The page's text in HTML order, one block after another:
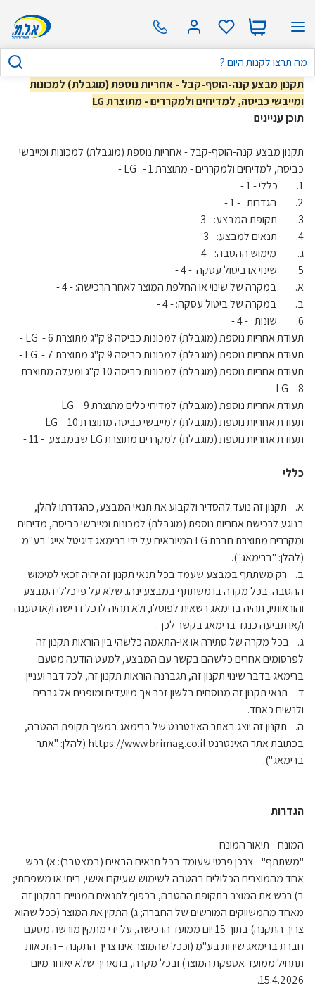
תקנון מבצע קנה-הוסף-קבל - אחריות נוספת (מוגבלת) למכונות
ומייבשי כביסה, למדיחים ולמקררים - מתוצרת LG
תוכן עניינים
תקנון מבצע קנה-הוסף-קבל - אחריות נוספת (מוגבלת) למכונות ומייבשי
כביסה, למדיחים ולמקררים - מתוצרת LG - 1 -
1. כללי - 1 -
2. הגדרות - 1 -
3. תקופת המבצע: - 3 -
4. תנאים למבצע: - 3 -
ג. מימוש ההטבה: - 4 -
5. שינוי או ביטול עסקה - 4 -
א. במקרה של שינוי או החלפת המוצר לאחר הרכישה: - 4 -
ב. במקרה של ביטול עסקה: - 4 -
6. שונות - 4 -
תעודת אחריות נוספת (מוגבלת) למכונות כביסה 8 ק"ג מתוצרת LG - 6 -
תעודת אחריות נוספת (מוגבלת) למכונות כביסה 9 ק"ג מתוצרת LG - 7 -
תעודת אחריות נוספת (מוגבלת) למכונות כביסה 10 ק"ג ומעלה מתוצרת
LG - 8 -
תעודת אחריות נוספת (מוגבלת) למדיחי כלים מתוצרת LG - 9 -
תעודת אחריות נוספת (מוגבלת) למייבשי כביסה מתוצרת LG - 10 -
תעודת אחריות נוספת (מוגבלת) למקררים מתוצרת LG שבמבצע - 11 -
כללי
א. תקנון זה נועד להסדיר ולקבוע את תנאי המבצע, כהגדרתו להלן,
בנוגע לרכישת אחריות נוספת (מוגבלת) למכונות ומייבשי כביסה, מדיחים
ומקררים מתוצרת חברת LG המיובאים על ידי ברימאג דיגיטל אייג' בע"מ
(להלן: "ברימאג").
ב. רק משתתף במבצע שעמד בכל תנאי תקנון זה יהיה זכאי למימוש
ההטבה. בכל מקרה בו משתתף במבצע ינהג שלא על פי כללי המבצע
והוראותיו, תהיה ברימאג רשאית לפוסלו, ולא תהיה לו כל דרישה ו/או טענה
ו/או תביעה כנגד ברימאג בקשר לכך.
ג. בכל מקרה של סתירה או אי-התאמה כלשהי בין הוראות תקנון זה
לפרסומים אחרים כלשהם בקשר עם המבצע, למעט הודעה מטעם
ברימאג בדבר שינוי תקנון זה, תגברנה הוראות תקנון זה, לכל דבר ועניין.
ד. תנאי תקנון זה מנוסחים בלשון זכר אך מיועדים ומופנים אל גברים
ולנשים כאחד.
ה. תקנון זה יוצג באתר האינטרנט של ברימאג במשך תקופת ההטבה,
בכתובת אתר האינטרנט https://www.brimag.co.il (להלן: "אתר
ברימאג").
הגדרות
המונח תיאור המונח
"משתתף" צרכן פרטי שעומד בכל תנאים הבאים (במצטבר): א) רכש
אחד מהמוצרים הכלולים בהטבה לשימוש שעיקרו אישי, ביתי או משפחתי;
ב) רכש את המוצר בתקופת ההטבה, בכפוף לתנאים המנויים בתקנון זה
מאחד מהמשווקים המורשים של החברה; ג) התקין את המוצר (ככל שהוא
צריך התקנה) בתוך 15 יום ממועד הרכישה, על ידי מתקין מורשה מטעם
חברת ברימאג שירות בע"מ (וככל שהמוצר אינו צריך התקנה – הזכאות
תתחיל ממועד אספקת המוצר) ובכל מקרה, בתאריך שלא יאוחר מיום
15.4.2026.